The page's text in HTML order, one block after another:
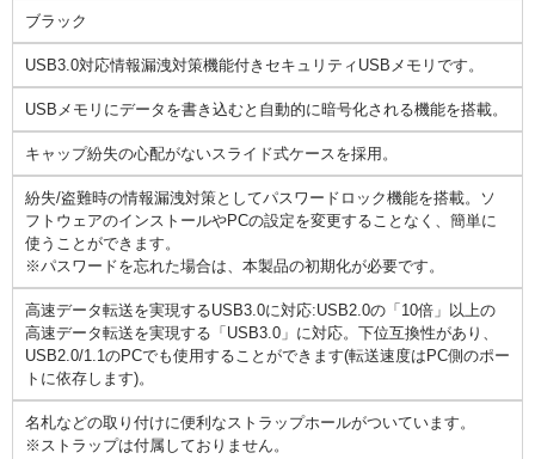
ブラック
USB3.0対応情報漏洩対策機能付きセキュリティUSBメモリです。
USBメモリにデータを書き込むと自動的に暗号化される機能を搭載。
キャップ紛失の心配がないスライド式ケースを採用。
紛失/盗難時の情報漏洩対策としてパスワードロック機能を搭載。ソ
フトウェアのインストールやPCの設定を変更することなく、簡単に
使うことができます。
※パスワードを忘れた場合は、本製品の初期化が必要です。
高速データ転送を実現するUSB3.0に対応:USB2.0の「10倍」以上の
高速データ転送を実現する「USB3.0」に対応。下位互換性があり、
USB2.0/1.1のPCでも使用することができます(転送速度はPC側のポー
トに依存します)。
名札などの取り付けに便利なストラップホールがついています。
※ストラップは付属しておりません。